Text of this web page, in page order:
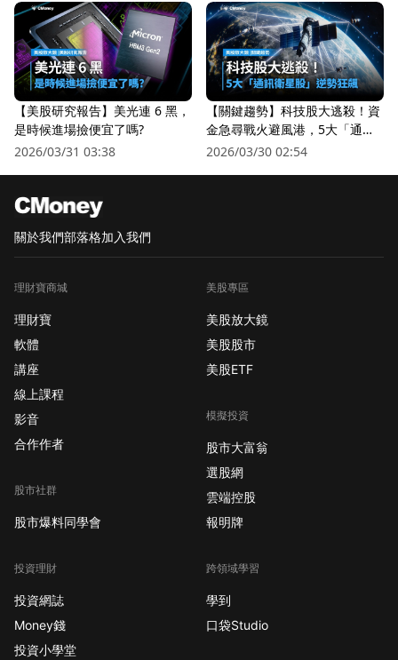
【美股研究報告】美光連 6 黑，
是時候進場撿便宜了嗎?
2026/03/31 03:38
【關鍵趨勢】科技股大逃殺！資
金急尋戰火避風港，5大「通訊
衛星股」逆勢狂飆
2026/03/30 02:54
關於我們部落格加入我們
理財寶商城
理財寶
軟體
講座
線上課程
影音
合作作者
股市社群
股市爆料同學會
投資理財
投資網誌
Money錢
投資小學堂
美股專區
美股放大鏡
美股股市
美股ETF
模擬投資
股市大富翁
選股網
雲端控股
報明牌
跨領域學習
學到
口袋Studio